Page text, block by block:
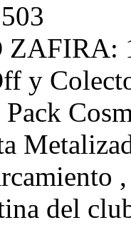
ZAFIRA:
y
del